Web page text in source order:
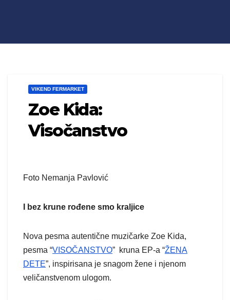
VIKEND FERMARKET
Zoe Kida:
Visočanstvo
Foto Nemanja Pavlović
I bez krune rođene smo kraljice
Nova pesma autentične muzičarke Zoe Kida,
pesma “VISOČANSTVO” kruna EP-a “ŽENA
DETE”, inspirisana je snagom žene i njenom
veličanstvenom ulogom.